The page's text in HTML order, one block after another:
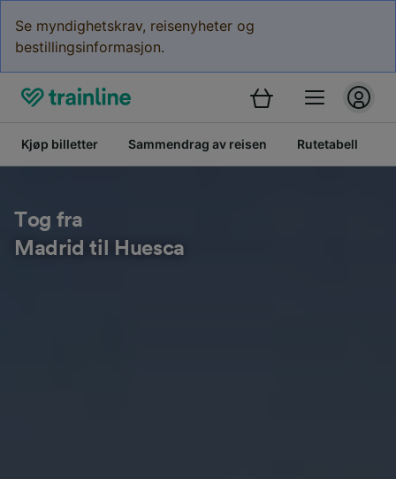
Se myndighetskrav, reisenyheter og
bestillingsinformasjon.
Kjøp billetter Sammendrag av reisen Rutetabell
Tog fra
Madrid til Huesca